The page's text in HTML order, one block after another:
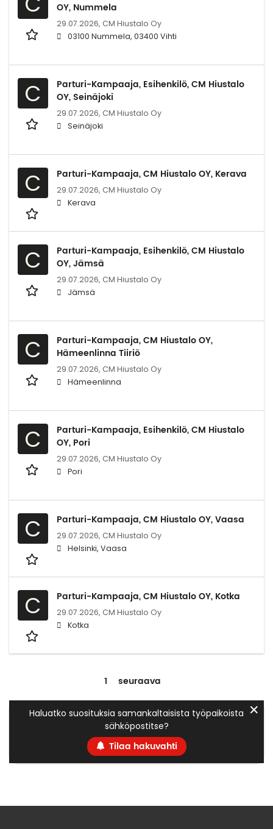
OY, Nummela
29.07.2026, CM Hiustalo Oy
03100 Nummela, 03400 Vihti
C
Parturi-Kampaaja, Esihenkilö, CM Hiustalo
OY, Seinäjoki
29.07.2026, CM Hiustalo Oy
Seinäjoki
C Parturi-Kampaaja, CM Hiustalo OY, Kerava
29.07.2026, CM Hiustalo Oy
Kerava
C
Parturi-Kampaaja, Esihenkilö, CM Hiustalo
OY, Jämsä
29.07.2026, CM Hiustalo Oy
Jämsä
C
Parturi-Kampaaja, CM Hiustalo OY,
Hämeenlinna Tiiriö
29.07.2026, CM Hiustalo Oy
Hämeenlinna
C
Parturi-Kampaaja, Esihenkilö, CM Hiustalo
OY, Pori
29.07.2026, CM Hiustalo Oy
Pori
C Parturi-Kampaaja, CM Hiustalo OY, Vaasa
29.07.2026, CM Hiustalo Oy
Helsinki, Vaasa
C Parturi-Kampaaja, CM Hiustalo OY, Kotka
29.07.2026, CM Hiustalo Oy
Kotka
1 seuraava
Haluatko suosituksia samankaltaisista työpaikoista
sähköpostitse?
Tilaa hakuvahti
✕